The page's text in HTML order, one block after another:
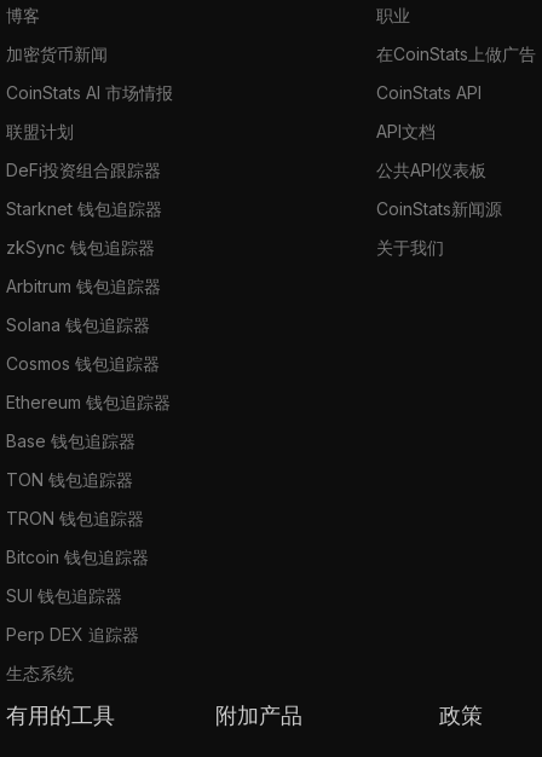
博客
加密货币新闻
CoinStats AI 市场情报
联盟计划
DeFi投资组合跟踪器
Starknet 钱包追踪器
zkSync 钱包追踪器
Arbitrum 钱包追踪器
Solana 钱包追踪器
Cosmos 钱包追踪器
Ethereum 钱包追踪器
Base 钱包追踪器
TON 钱包追踪器
TRON 钱包追踪器
Bitcoin 钱包追踪器
SUI 钱包追踪器
Perp DEX 追踪器
生态系统
职业
在CoinStats上做广告
CoinStats API
API文档
公共API仪表板
CoinStats新闻源
关于我们
有用的工具 附加产品 政策